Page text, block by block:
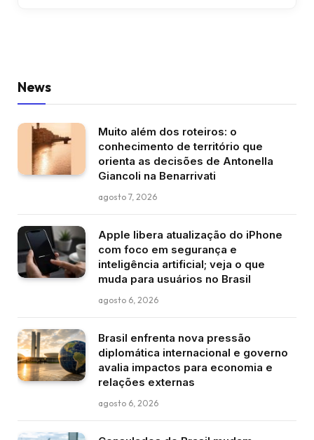
News
Muito além dos roteiros: o
conhecimento de território que
orienta as decisões de Antonella
Giancoli na Benarrivati
agosto 7, 2026
Apple libera atualização do iPhone
com foco em segurança e
inteligência artificial; veja o que
muda para usuários no Brasil
agosto 6, 2026
Brasil enfrenta nova pressão
diplomática internacional e governo
avalia impactos para economia e
relações externas
agosto 6, 2026